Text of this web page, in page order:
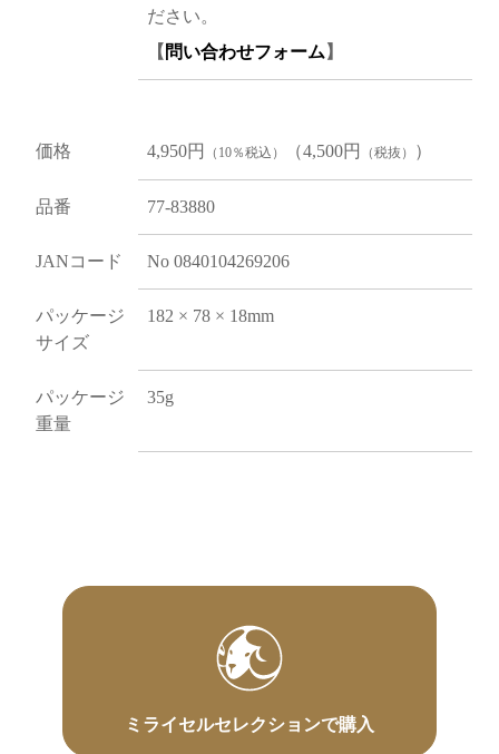
ださい。
【 問い合わせフォーム 】
価格 4,950円 （10％税込） （4,500円 （税抜） ）
品番 77-83880
JANコード No 0840104269206
パッケージ
サイズ
182 × 78 × 18mm
パッケージ
重量
35g
ミライセルセレクションで購入